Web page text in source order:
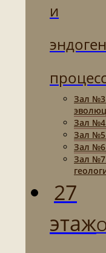
и
Зал
Зал
Зал
Зал
Зал
27
этаж